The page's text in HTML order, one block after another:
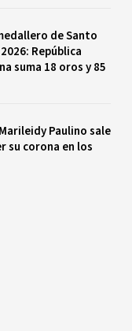
de Santo
República
suma 18 oros y 85
Marileidy Paulino sale
su corona en los